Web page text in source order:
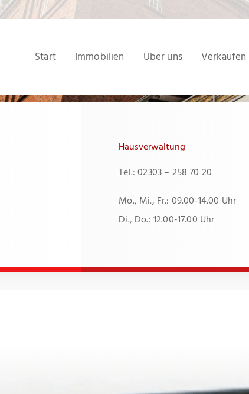
Start Immobilien Über uns Verkaufen
Hausverwaltung
Tel.: 02303 – 258 70 20
Mo., Mi., Fr.: 09.00-14.00 Uhr
Di., Do.: 12.00-17.00 Uhr